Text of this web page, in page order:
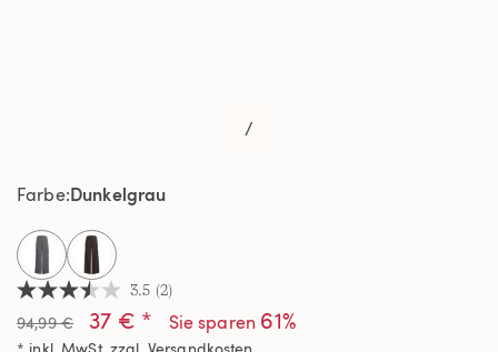
/
3.5
von
5
3.5 (2)
94,99 € 37 € * Sie sparen 61%
Farbe Dunkelgrau
selected